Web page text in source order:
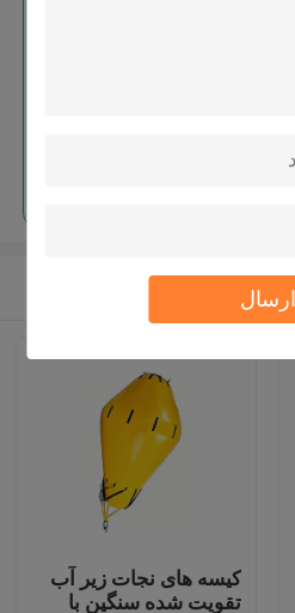
ارسال
کیسه های نجات زیر آب
تقویت شده سنگین با